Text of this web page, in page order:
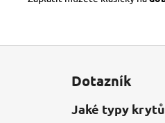
Dotazník
Jaké typy